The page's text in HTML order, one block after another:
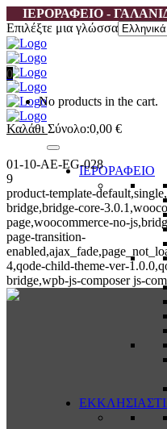
ΙΕΡΟΡΑΦΕΙΟ -
Επιλέξτε μια γλώσσα
0
No products in the cart.
Καλάθι Σύνολο:0,00 €
ΙΕΡΟΡΑΦΕΙΟ
01-10-AE-EG-028
9
product-template-
bridge,bridge-core-
page,woocommerce-no-
page-transition-
4,qode-child-theme-ver-
bridge,wpb-js-composer js-